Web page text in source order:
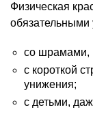
Физическая
со шрамами,
с короткой
унижения;
с детьми,